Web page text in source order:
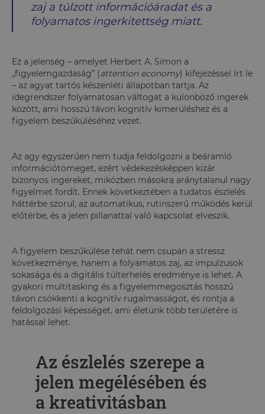
zaj a túlzott információáradat és a
folyamatos ingerkitettség miatt.
Ez a jelenség – amelyet Herbert A. Simon a
„figyelemgazdaság” (attention economy) kifejezéssel írt le
– az agyat tartós készenléti állapotban tartja. Az
idegrendszer folyamatosan váltogat a különböző ingerek
között, ami hosszú távon kognitív kimerüléshez és a
figyelem beszűküléséhez vezet.
Az agy egyszerűen nem tudja feldolgozni a beáramló
információtömeget, ezért védekezésképpen kizár
bizonyos ingereket, miközben másokra aránytalanul nagy
figyelmet fordít. Ennek következtében a tudatos észlelés
háttérbe szorul, az automatikus, rutinszerű működés kerül
előtérbe, és a jelen pillanattal való kapcsolat elveszik.
A figyelem beszűkülése tehát nem csupán a stressz
következménye, hanem a folyamatos zaj, az impulzusok
sokasága és a digitális túlterhelés eredménye is lehet. A
gyakori multitasking és a figyelemmegosztás hosszú
távon csökkenti a kognitív rugalmasságot, és rontja a
feldolgozási képességet, ami életünk több területére is
hatással lehet.
Az észlelés szerepe a
jelen megélésében és
a kreativitásban